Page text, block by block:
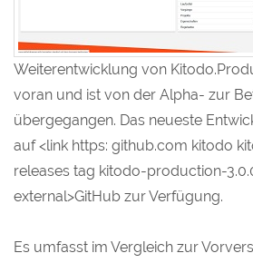
Weiterentwicklung von
voran und ist von der Alpha- zur
übergegangen. Das neueste
auf <link https: github.com kitodo
releases tag kitodo-production-
external>GitHub zur Verfügung.
Es umfasst im Vergleich zur